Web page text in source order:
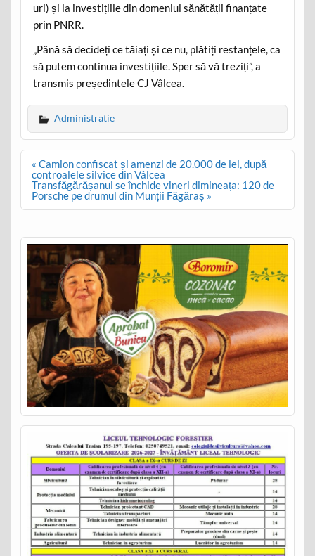
uri) și la investițiile din domeniul sănătății finanțate
prin PNRR.
„Până să decideți ce tăiați și ce nu, plătiți restanțele, ca
să putem continua investițiile. Sper să vă treziți”, a
transmis președintele CJ Vâlcea.
Administratie
Post
navigation
« Camion confiscat și amenzi de 20.000 de lei, după
controalele silvice din Vâlcea
Transfăgărășanul se închide vineri dimineața: 120 de
Porsche pe drumul din Munții Făgăraș »